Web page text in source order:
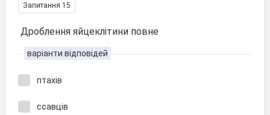
Запитання 15
Дроблення яйцеклітини повне
варіанти відповідей
птахів
ссавців